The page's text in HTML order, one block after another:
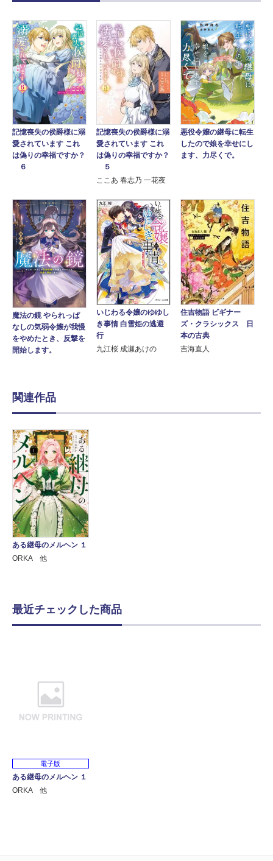
記憶喪失の侯爵様に溺
愛されています これ
は偽りの幸福ですか？
６
記憶喪失の侯爵様に溺
愛されています これ
は偽りの幸福ですか？
５
ここあ 春志乃 一花夜
悪役令嬢の継母に転生
したので娘を幸せにし
ます、力尽くで。
魔法の鏡 やられっぱ
なしの気弱令嬢が我慢
をやめたとき、反撃を
開始します。
いじわる令嬢のゆゆし
き事情 白雪姫の逃避
行
九江桜 成瀬あけの
住吉物語 ビギナー
ズ・クラシックス 日
本の古典
吉海直人
関連作品
ある継母のメルヘン １
ORKA 他
最近チェックした商品
電子版
ある継母のメルヘン １
ORKA 他